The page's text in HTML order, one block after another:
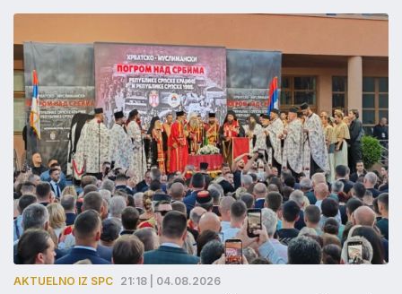
AKTUELNO IZ SPC 21:18 | 04.08.2026